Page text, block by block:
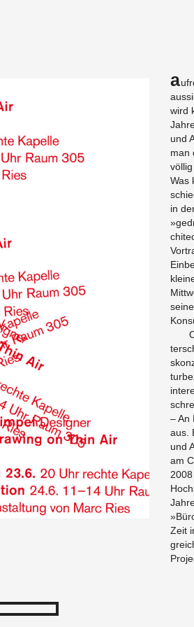
A
wird
und
man
Was
in
– An
aus.
und
am
Zeit